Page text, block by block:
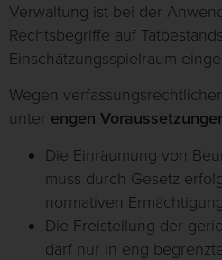
Verwaltung ist bei der
Rechtsbegriffe auf
Einschätzungsspielraum
Wegen
unter engen
Die Einräumung von
muss durch Gesetz
normativen
Die Freistellung der
darf nur in eng